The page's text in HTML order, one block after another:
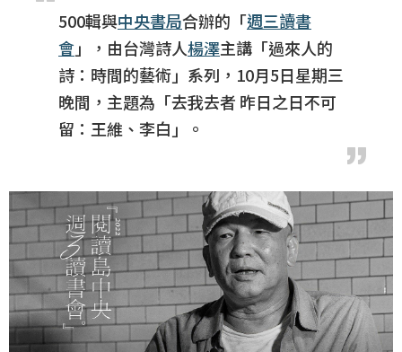
500輯與中央書局合辦的「週三讀書
會」，由台灣詩人楊澤主講「過來人的
詩：時間的藝術」系列，10月5日星期三
晚間，主題為「去我去者 昨日之日不可
留：王維、李白」。​​​​